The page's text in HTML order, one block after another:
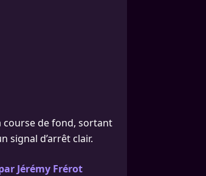
course de fond, sortant
signal d’arrêt clair.
Jérémy Frérot